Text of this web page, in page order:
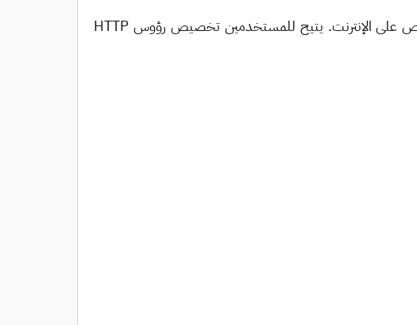
تطبيق HTTP Custom هو أداة متعددة الوظائف تجمع بين خدمات VPN وSSH لتوفير تصفح آمن وخاص على الإنترنت. يتيح للمستخدمين تخصيص رؤوس HTTP